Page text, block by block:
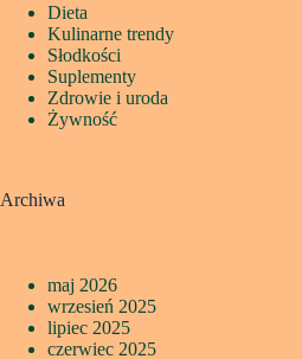
Dieta
Kulinarne trendy
Słodkości
Suplementy
Zdrowie i uroda
Żywność
Archiwa
maj 2026
wrzesień 2025
lipiec 2025
czerwiec 2025